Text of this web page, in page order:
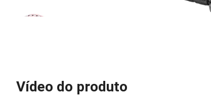
Vídeo do produto